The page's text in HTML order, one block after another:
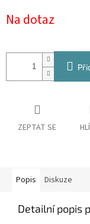
cena:
Na dotaz
ZEPTAT SE
Popis Diskuze
Detailní popis